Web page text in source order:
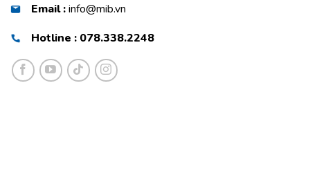
Email :info@mib.vn
Hotline : 078.338.2248